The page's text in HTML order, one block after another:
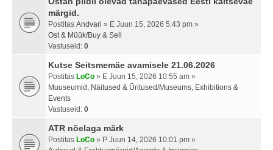
märgid.
Postitas Andvari » E Juun 15, 2026 5:43 pm »
Ost & Müük/Buy & Sell
Vastuseid: 0
Kutse Seitsmemäe avamisele 21.06.2026
Postitas LoCo » E Juun 15, 2026 10:55 am »
Muuseumid, Näitused & Üritused/Museums, Exhibitions &
Events
Vastuseid: 0
ATR nõelaga märk
Postitas LoCo » P Juun 14, 2026 10:01 pm »